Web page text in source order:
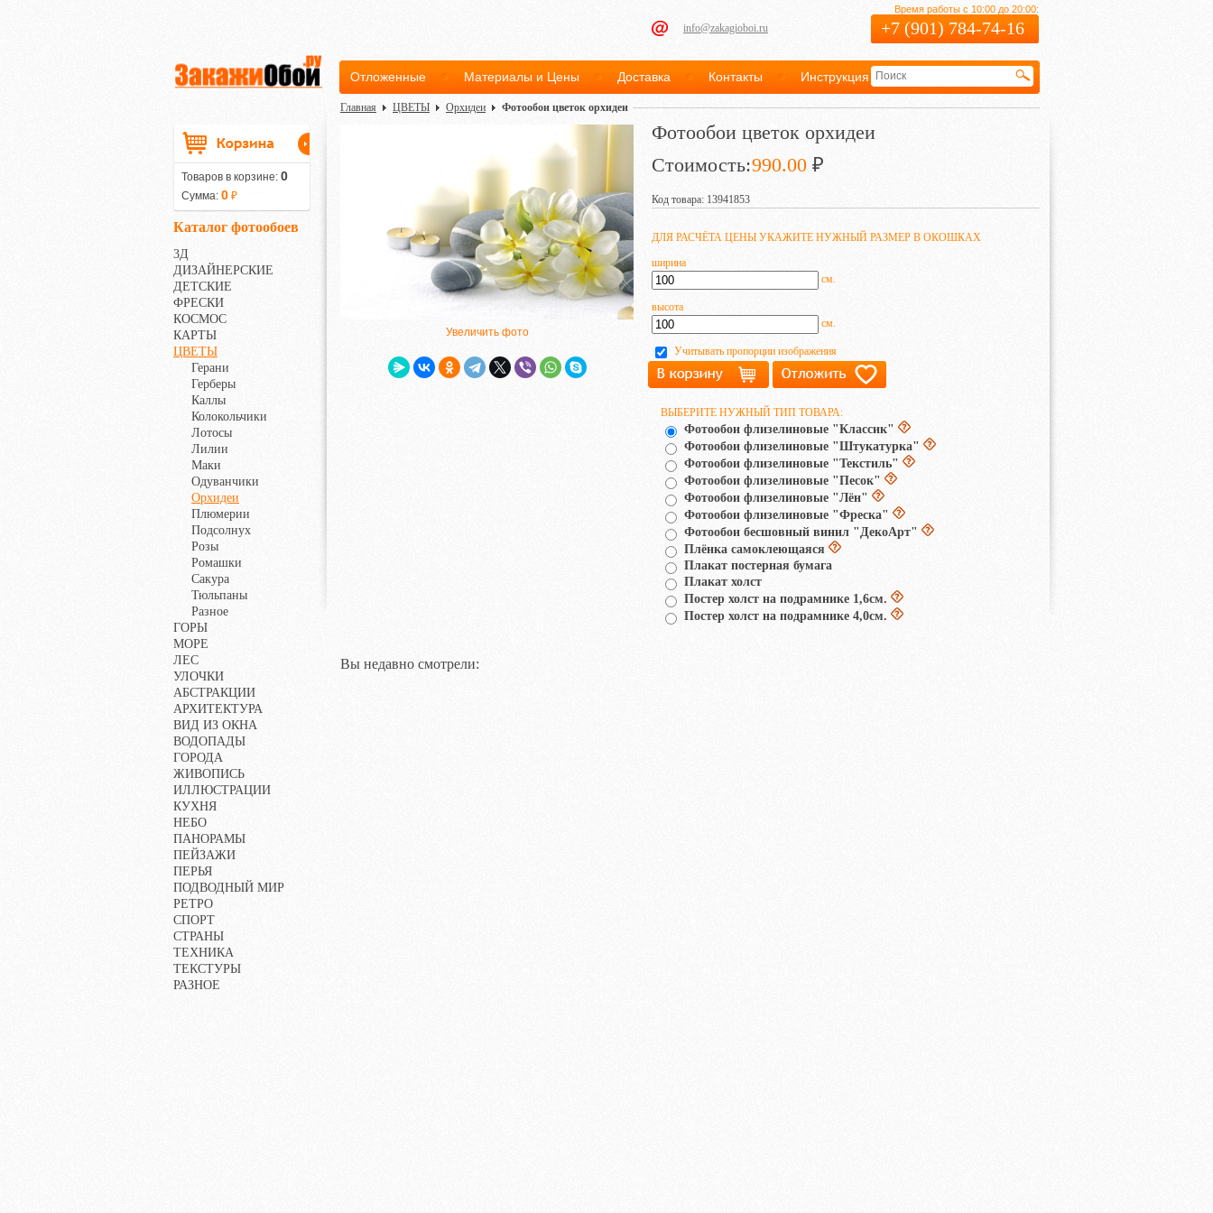
info@zakagioboi.ru
Время работы с 10:00 до 20:00:
+7 (901) 784-74-16
Отложенные Материалы и Цены Доставка Контакты Инструкция
Товаров в корзине: 0
Сумма: 0 ₽
Каталог фотообоев
3Д
ДИЗАЙНЕРСКИЕ
ДЕТСКИЕ
ФРЕСКИ
КОСМОС
КАРТЫ
ЦВЕТЫ
Герани
Герберы
Каллы
Колокольчики
Лотосы
Лилии
Маки
Одуванчики
Орхидеи
Плюмерии
Подсолнух
Розы
Ромашки
Сакура
Тюльпаны
Разное
ГОРЫ
МОРЕ
ЛЕС
УЛОЧКИ
АБСТРАКЦИИ
АРХИТЕКТУРА
ВИД ИЗ ОКНА
ВОДОПАДЫ
ГОРОДА
ЖИВОПИСЬ
ИЛЛЮСТРАЦИИ
КУХНЯ
НЕБО
ПАНОРАМЫ
ПЕЙЗАЖИ
ПЕРЬЯ
ПОДВОДНЫЙ МИР
РЕТРО
СПОРТ
СТРАНЫ
ТЕХНИКА
ТЕКСТУРЫ
РАЗНОЕ
Главная ЦВЕТЫ Орхидеи Фотообои цветок орхидеи
Увеличить фото
Фотообои цветок орхидеи
Стоимость:990.00 ₽
Код товара: 13941853
ДЛЯ РАСЧЁТА ЦЕНЫ УКАЖИТЕ НУЖНЫЙ РАЗМЕР В ОКОШКАХ
ширина
см.
высота
см.
Учитывать пропорции изображения
ВЫБЕРИТЕ НУЖНЫЙ ТИП ТОВАРА:
Фотообои флизелиновые "Классик"
Фотообои флизелиновые "Штукатурка"
Фотообои флизелиновые "Текстиль"
Фотообои флизелиновые "Песок"
Фотообои флизелиновые "Лён"
Фотообои флизелиновые "Фреска"
Фотообои бесшовный винил "ДекоАрт"
Плёнка самоклеющаяся
Плакат постерная бумага
Плакат холст
Постер холст на подрамнике 1,6см.
Постер холст на подрамнике 4,0см.
Вы недавно смотрели: